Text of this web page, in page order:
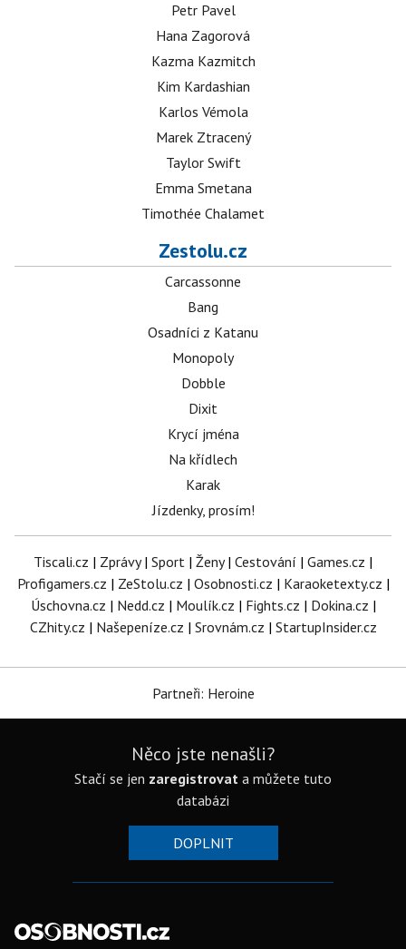
Petr Pavel
Hana Zagorová
Kazma Kazmitch
Kim Kardashian
Karlos Vémola
Marek Ztracený
Taylor Swift
Emma Smetana
Timothée Chalamet
Zestolu.cz
Carcassonne
Bang
Osadníci z Katanu
Monopoly
Dobble
Dixit
Krycí jména
Na křídlech
Karak
Jízdenky, prosím!
Tiscali.cz | Zprávy| Sport | Ženy| Cestování | Games.cz |
Profigamers.cz | ZeStolu.cz | Osobnosti.cz | Karaoketexty.cz |
Úschovna.cz | Nedd.cz | Moulík.cz | Fights.cz | Dokina.cz |
CZhity.cz | Našepeníze.cz | Srovnám.cz | StartupInsider.cz
Partneři: Heroine
Něco jste nenašli?
Stačí se jen zaregistrovat a můžete tuto
databázi
DOPLNIT